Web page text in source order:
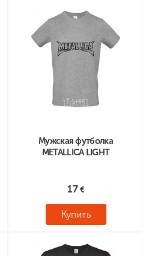
Мужская футболка
METALLICA LIGHT
17
Купить